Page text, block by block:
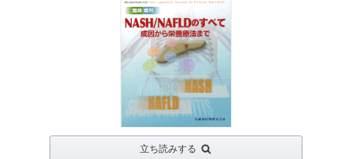
立ち読みする